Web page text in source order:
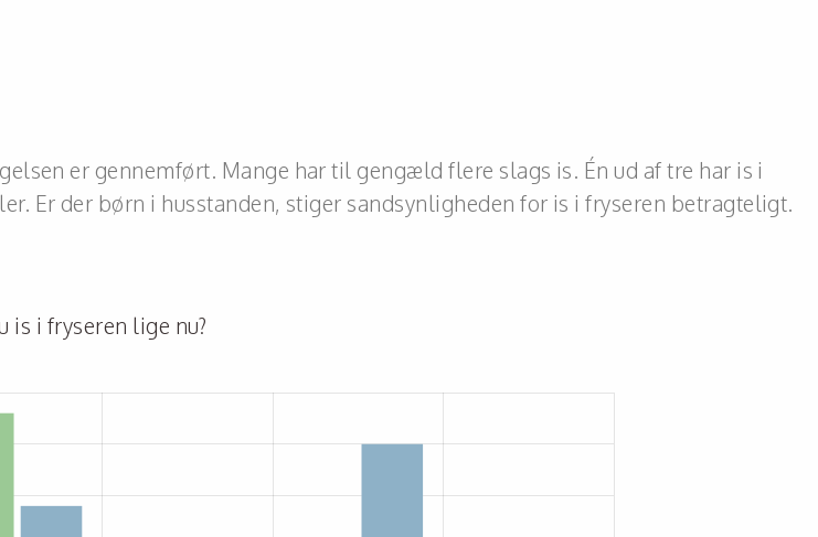
er gennemført. Mange har til gengæld flere slags is. Én ud af tre har is i
Er der børn i husstanden, stiger sandsynligheden for is i fryseren betragteligt.
is i fryseren lige nu?